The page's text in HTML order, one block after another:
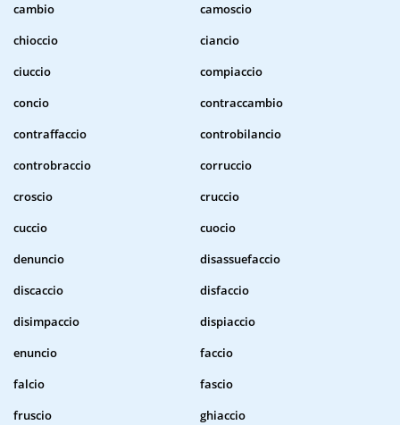
cambio
camoscio
chioccio
ciancio
ciuccio
compiaccio
concio
contraccambio
contraffaccio
controbilancio
controbraccio
corruccio
croscio
cruccio
cuccio
cuocio
denuncio
disassuefaccio
discaccio
disfaccio
disimpaccio
dispiaccio
enuncio
faccio
falcio
fascio
fruscio
ghiaccio